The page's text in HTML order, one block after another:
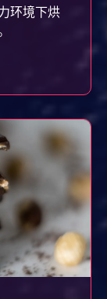
环境下烘